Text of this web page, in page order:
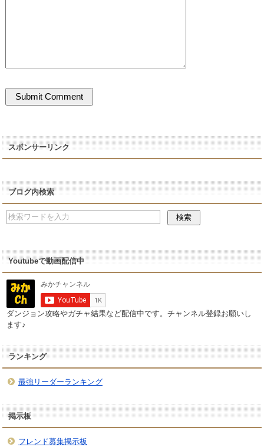
スポンサーリンク
ブログ内検索
Youtubeで動画配信中
ダンジョン攻略やガチャ結果など配信中です。チャンネル登録お願いし
ます♪
ランキング
最強リーダーランキング
掲示板
フレンド募集掲示板